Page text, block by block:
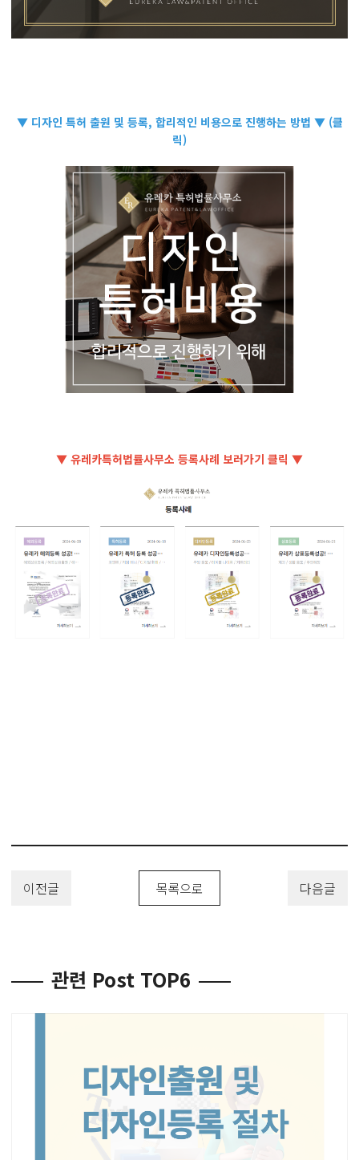
▼ 디자인 특허 출원 및 등록, 합리적인 비용으로 진행하는 방법 ▼ (클
릭)
▼ 유레카특허법률사무소 등록사례 보러가기 클릭 ▼
이전글 목록으로 다음글
관련 Post TOP6